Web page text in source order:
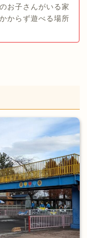
お子さんがいる家
からず遊べる場所